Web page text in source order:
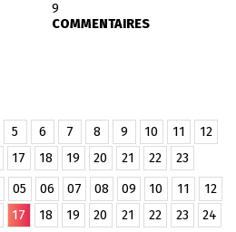
9
COMMENTAIRES
5 6 7 8 9 10 11
12
17 18 19 20 21 22 23
05 06 07 08 09 10 11
12
17 18 19 20 21 22 23
24